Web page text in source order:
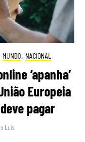
MUNDO, NACIONAL
‘apanha’
Europeia
pagar
Luís